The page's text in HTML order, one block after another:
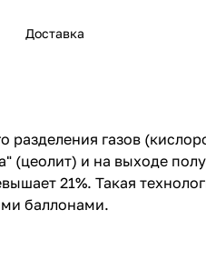
Доставка
разделения газов
(цеолит) и на выходе
21%. Такая
баллонами.